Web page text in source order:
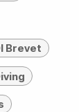
Brevet